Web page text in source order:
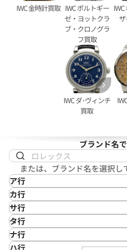
イマー ガラパゴスアイラン
格
日時点の参考買取価格です
IWC 金時計買取 IWC ポルトギー
ゼ・ヨットクラ
ブ・クロノグラ
フ買取
ザ
IWC ダ･ヴィンチ
買取
ブランド名
または、ブランド名を選択し
ア行
IKEPOD
アイクポッド
IWC
アイダブリューシー
Azimuth
カ行
CASIO
カシオ
Cartier
カルティエ
サ行
Saint Laurent
サンローラン
Shellman
タ行
TAG Heuer
タグ・ホイヤー
ナ行
NOMOS Glashütte
ハ行